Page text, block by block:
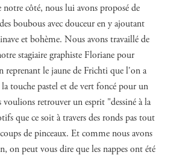
côté, nous lui avons proposé de
boubous avec douceur en y ajoutant
et bohème. Nous avons travaillé de
stagiaire graphiste Floriane pour
reprenant le jaune de Frichti que l'on a
touche pastel et de vert foncé pour un
retrouver un esprit "dessiné à la
que ce soit à travers des ronds pas tout
de pinceaux. Et comme nous avons
on peut vous dire que les nappes ont été